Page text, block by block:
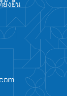
ยั่งยืน